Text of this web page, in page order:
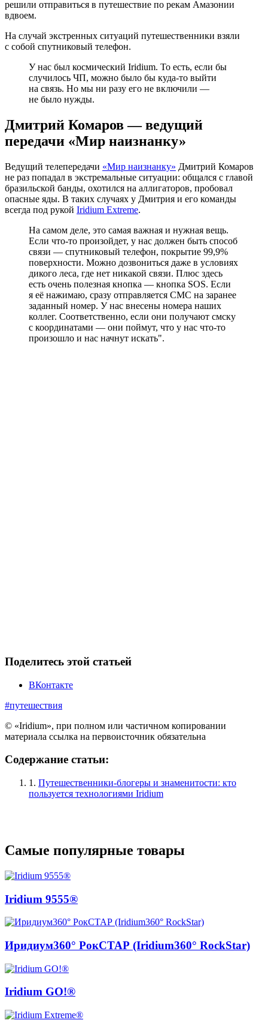
решили отправиться в путешествие по рекам Амазонии
вдвоем.
На случай экстренных ситуаций путешественники взяли
с собой спутниковый телефон.
У нас был космический Iridium. То есть, если бы
случилось ЧП, можно было бы куда-то выйти
на связь. Но мы ни разу его не включили —
не было нужды.
Дмитрий Комаров — ведущий
передачи «Мир наизнанку»
Ведущий телепередачи «Мир наизнанку» Дмитрий Комаров
не раз попадал в экстремальные ситуации: общался с главой
бразильской банды, охотился на аллигаторов, пробовал
опасные яды. В таких случаях у Дмитрия и его команды
всегда под рукой Iridium Extreme.
На самом деле, это самая важная и нужная вещь.
Если что-то произойдет, у нас должен быть способ
связи — спутниковый телефон, покрытие 99,9%
поверхности. Можно дозвониться даже в условиях
дикого леса, где нет никакой связи. Плюс здесь
есть очень полезная кнопка — кнопка SOS. Если
я её нажимаю, сразу отправляется СМС на заранее
заданный номер. У нас внесены номера наших
коллег. Соответственно, если они получают смску
с координатами — они поймут, что у нас что-то
произошло и нас начнут искать".
Поделитесь этой статьей
ВКонтакте
#путешествия
© «Iridium», при полном или частичном копировании
материала ссылка на первоисточник обязательна
Содержание статьи:
1. Путешественники-блогеры и знаменитости: кто
пользуется технологиями Iridium
Самые популярные товары
Iridium 9555®
Иридиум360° РокСТАР (Iridium360° RockStar)
Iridium GO!®